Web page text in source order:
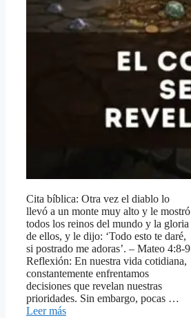
Cita bíblica: Otra vez el diablo lo
llevó a un monte muy alto y le mostró
todos los reinos del mundo y la gloria
de ellos, y le dijo: ‘Todo esto te daré,
si postrado me adoras’. – Mateo 4:8-9
Reflexión: En nuestra vida cotidiana,
constantemente enfrentamos
decisiones que revelan nuestras
prioridades. Sin embargo, pocas …
Leer más